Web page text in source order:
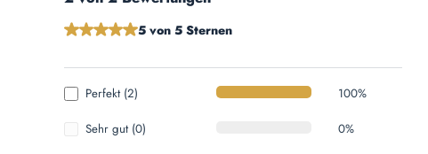
Durchschnittliche Bewertung von 5 von 5 Sternen
5 von 5 Sternen
Perfekt (2) 100%
Sehr gut (0) 0%